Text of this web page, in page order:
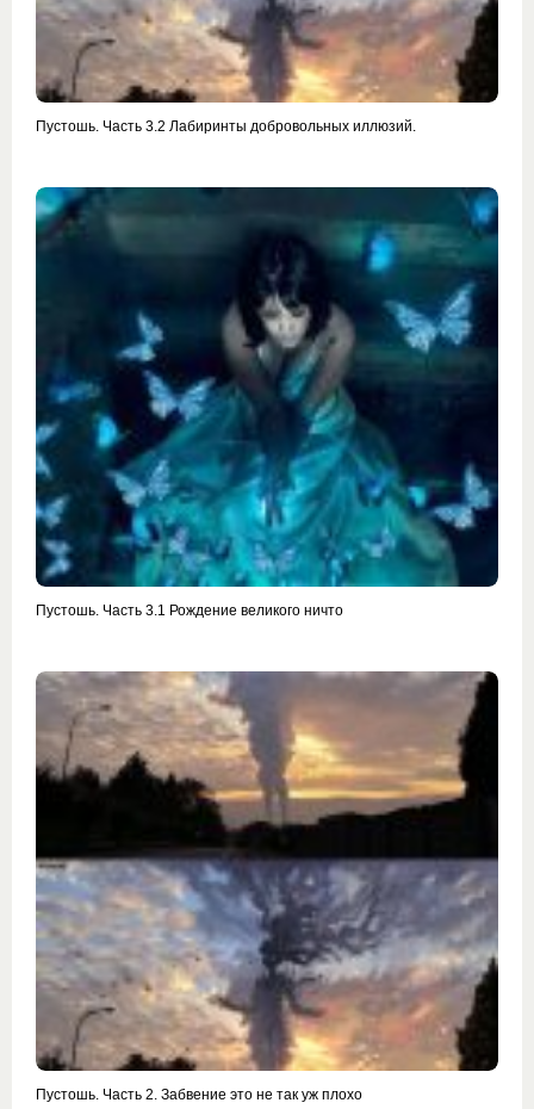
Пустошь. Часть 3.2 Лабиринты добровольных иллюзий.
Пустошь. Часть 3.1 Рождение великого ничто
Пустошь. Часть 2. Забвение это не так уж плохо